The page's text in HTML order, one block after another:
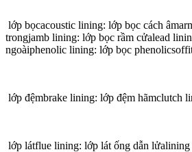
lớp bọcacoustic lining: lớp bọc cách
trongjamb lining: lớp bọc rầm cửalead
ngoàiphenolic lining: lớp bọc
lớp đệmbrake lining: lớp đệm hãmclutch
lớp látflue lining: lớp lát ống dẫn